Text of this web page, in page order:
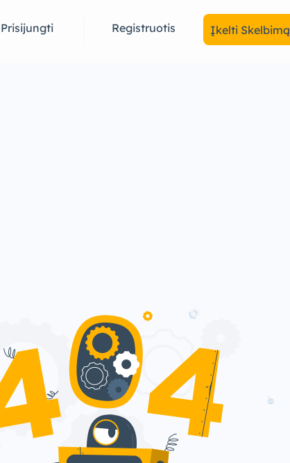
Prisijungti Registruotis Įkelti Skelbimą